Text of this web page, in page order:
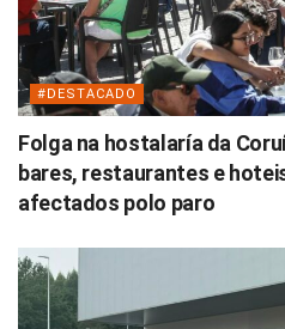
#DESTACADO
Folga na hostalaría da
bares, restaurantes e
afectados polo paro